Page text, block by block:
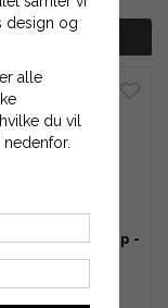
med stopp -
1/2"
design og
alle
du vil